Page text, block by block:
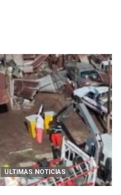
ULTIMAS NOTICIAS